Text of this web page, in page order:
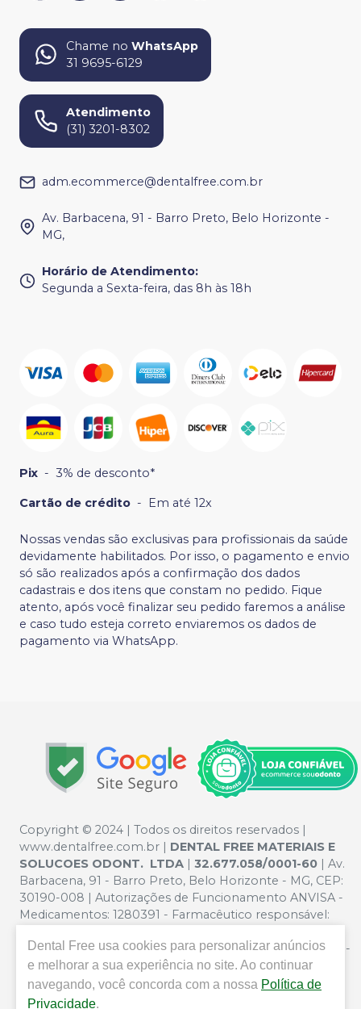
Chame no WhatsApp
31 9695-6129
Atendimento
(31) 3201-8302
adm.ecommerce@dentalfree.com.br
Av. Barbacena, 91 - Barro Preto, Belo Horizonte -
MG,
Horário de Atendimento:
Segunda a Sexta-feira, das 8h às 18h
Pix - 3% de desconto*
Cartão de crédito - Em até 12x
Nossas vendas são exclusivas para profissionais da saúde
devidamente habilitados. Por isso, o pagamento e envio
só são realizados após a confirmação dos dados
cadastrais e dos itens que constam no pedido. Fique
atento, após você finalizar seu pedido faremos a análise
e caso tudo esteja correto enviaremos os dados de
pagamento via WhatsApp.
Copyright © 2024 | Todos os direitos reservados |
www.dentalfree.com.br | DENTAL FREE MATERIAIS E
SOLUCOES ODONT. LTDA
32.677.058/0001-60
| Av.
Barbacena, 91 - Barro Preto, Belo Horizonte - MG, CEP:
30190-008 | Autorizações de Funcionamento ANVISA -
Medicamentos: 1280391 - Farmacêutico responsável:
Privacidade e Segurança - Fotos meramente ilustrativas -
Os preços e condições da loja virtual estão sujeitos a
alterações. Em caso de divergência de preços no site, o
valor válido é o do Carrinho de Compra. Não vendemos
Dental Free usa cookies para personalizar anúncios
e melhorar a sua experiência no site. Ao continuar
navegando, você concorda com a nossa Política de
Privacidade.